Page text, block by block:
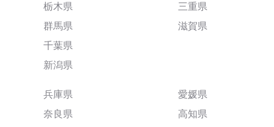
栃木県
群馬県
千葉県
新潟県
三重県
滋賀県
兵庫県
奈良県
愛媛県
高知県